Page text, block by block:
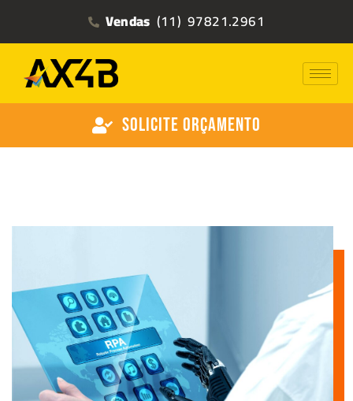
Vendas (11) 97821.2961
Solicite Orçamento